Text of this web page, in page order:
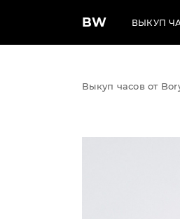
BW ВЫКУП
Выкуп часов от